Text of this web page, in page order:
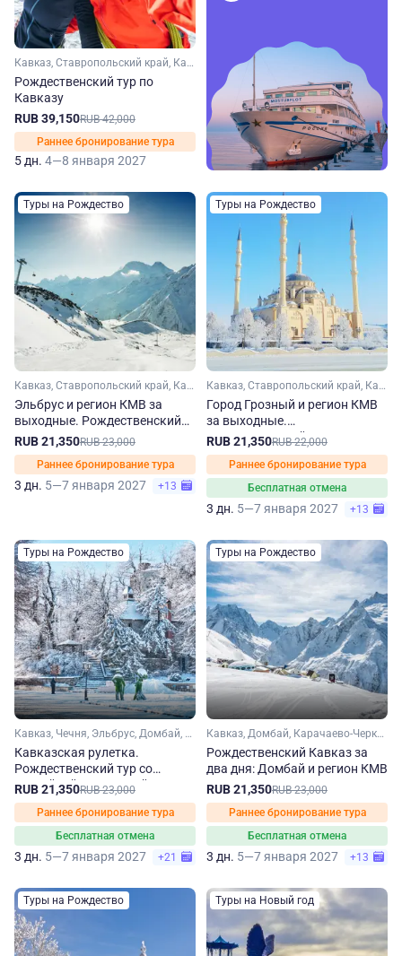
Кавказ, Ставропольский край, Кавказские Минеральные Воды, Домбай, Кабардино-Балкария, Карачаево-Черкесия, Эльбрус
Рождественский тур по
Кавказу
RUB 39,150RUB 42,000
Раннее бронирование тура
5 дн. 4—8 января 2027
Туры на Рождество
Кавказ, Ставропольский край, Кавказские Минеральные Воды, Кабардино-Балкария, Эльбрус
Эльбрус и регион КМВ за
выходные. Рождественский
тур
RUB 21,350RUB 23,000
Раннее бронирование тура
3 дн. 5—7 января 2027 +13
Туры на Рождество
Кавказ, Ставропольский край, Кавказские Минеральные Воды, Чечня
Город Грозный и регион КМВ
за выходные.
Рождественский тур
RUB 21,350RUB 22,000
Раннее бронирование тура
Бесплатная отмена
3 дн. 5—7 января 2027 +13
Туры на Рождество
Кавказ, Чечня, Эльбрус, Домбай, Карачаево-Черкесия, Кабардино-Балкария, Ставропольский край, Кавказские Минеральные Воды
Кавказская рулетка.
Рождественский тур со
случайной экскурсией
RUB 21,350RUB 23,000
Раннее бронирование тура
Бесплатная отмена
3 дн. 5—7 января 2027 +21
Туры на Рождество
Кавказ, Домбай, Карачаево-Черкесия, Ставропольский край, Кавказские Минеральные Воды
Рождественский Кавказ за
два дня: Домбай и регион КМВ
RUB 21,350RUB 23,000
Раннее бронирование тура
Бесплатная отмена
3 дн. 5—7 января 2027 +13
Туры на Рождество Туры на Новый год